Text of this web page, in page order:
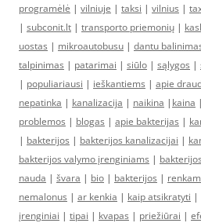
programėlė | vilniuje | taksi | vilnius |
| subconit.lt | transporto priemonių |
uostas | mikroautobusu | dantu
talpinimas | patarimai | siūlo | sąlygos |
| populiariausi | ieškantiems | apie
nepatinka | kanalizacija | naikina | kaina |
problemos | blogas | apie bakterijas |
| bakterijos | bakterijos kanalizacijai |
bakterijos valymo įrenginiams |
nauda | švara | bio | bakterijos |
nemalonus | ar kenkia | kaip atsikratyti |
įrenginiai | tipai | kvapas | priežiūrai |